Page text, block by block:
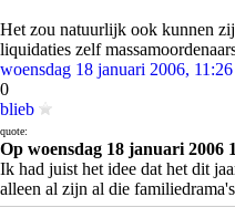
Het zou natuurlijk ook kunnen
liquidaties zelf
woensdag 18 januari 2006,
0
blieb
quote:
Op woensdag 18 januari 2006
Ik had juist het idee dat het dit
alleen al zijn al die